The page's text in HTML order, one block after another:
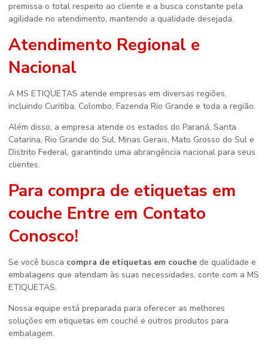
premissa o total respeito ao cliente e a busca constante pela
agilidade no atendimento, mantendo a qualidade desejada.
Atendimento Regional e
Nacional
A MS ETIQUETAS atende empresas em diversas regiões,
incluindo Curitiba, Colombo, Fazenda Rio Grande e toda a região.
Além disso, a empresa atende os estados do Paraná, Santa
Catarina, Rio Grande do Sul, Minas Gerais, Mato Grosso do Sul e
Distrito Federal, garantindo uma abrangência nacional para seus
clientes.
Para compra de etiquetas em
couche Entre em Contato
Conosco!
Se você busca compra de etiquetas em couche de qualidade e
embalagens que atendam às suas necessidades, conte com a MS
ETIQUETAS.
Nossa equipe está preparada para oferecer as melhores
soluções em etiquetas em couché e outros produtos para
embalagem.